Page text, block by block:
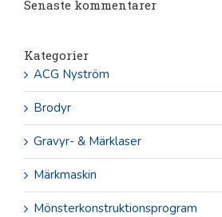
Senaste kommentarer
Kategorier
ACG Nyström
Brodyr
Gravyr- & Märklaser
Märkmaskin
Mönsterkonstruktionsprogram